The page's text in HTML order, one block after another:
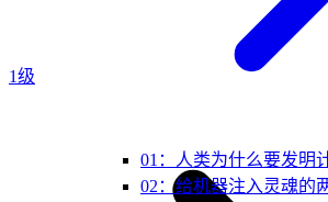
01：人类为什么要发明
02：给机器注入灵魂的
1级